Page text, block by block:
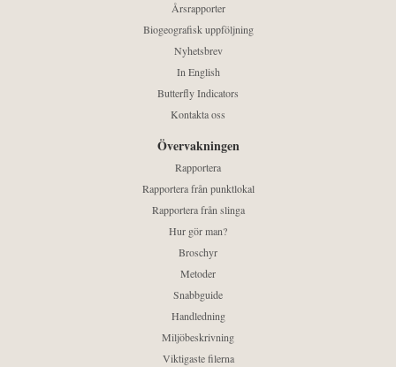
Årsrapporter
Biogeografisk uppföljning
Nyhetsbrev
In English
Butterfly Indicators
Kontakta oss
Övervakningen
Rapportera
Rapportera från punktlokal
Rapportera från slinga
Hur gör man?
Broschyr
Metoder
Snabbguide
Handledning
Miljöbeskrivning
Viktigaste filerna